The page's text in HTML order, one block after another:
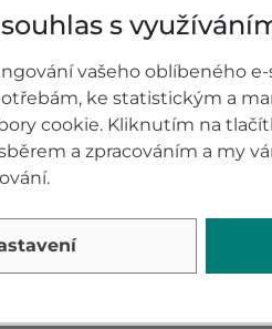
s
vašeho oblíbeného
ke statistickým a
cookie. Kliknutím na
a zpracováním a my